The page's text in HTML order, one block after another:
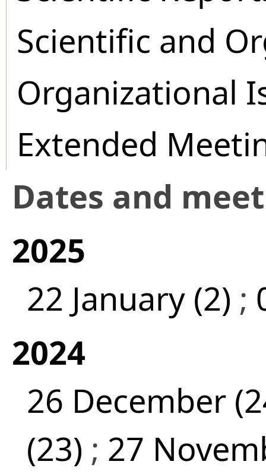
Scientific and
Organizational
Extended
Dates and
2025
22 January (2) ;
2024
26 December
(23) ; 27